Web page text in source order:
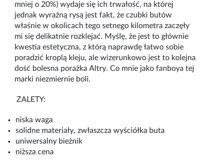
mniej o 20%) wydaje się ich trwałość, na której
jednak wyraźną rysą jest fakt, że czubki butów
właśnie w okolicach tego setnego kilometra zaczęły
mi się delikatnie rozklejać. Myślę, że jest to głównie
kwestia estetyczna, z którą naprawdę łatwo sobie
poradzić kroplą kleju, ale wizerunkowo jest to kolejna
dość bolesna porażka Altry. Co mnie jako fanboya tej
marki niezmiernie boli.
ZALETY:
niska waga
solidne materiały, zwłaszcza wyściółka buta
uniwersalny bieżnik
niższa cena